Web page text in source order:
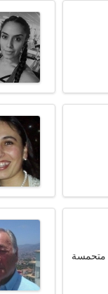
متحمسة